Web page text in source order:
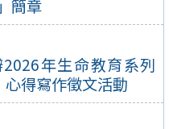
簡章
年生命教育系列
得寫作徵文活動